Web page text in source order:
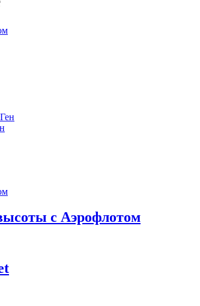
с Аэрофлотом